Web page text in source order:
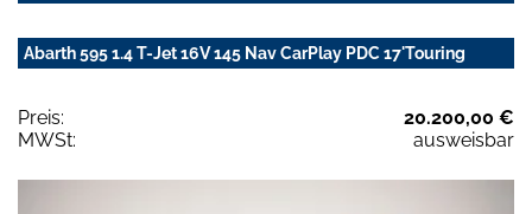
Abarth 595 1.4 T-Jet 16V 145 Nav CarPlay PDC 17'Touring
Preis:
20.200,00 €
MWSt:
ausweisbar